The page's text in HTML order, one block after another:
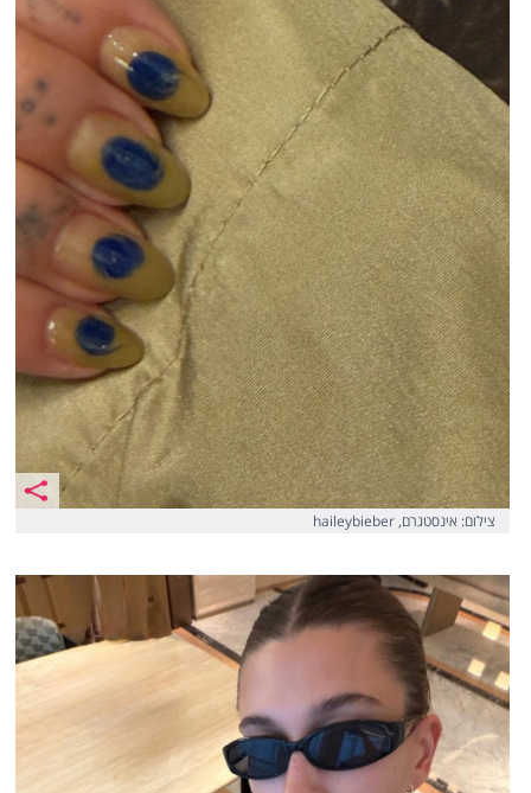
צילום: אינסטגרם, haileybieber